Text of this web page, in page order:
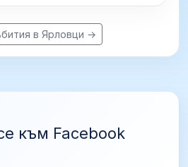
в Ярловци →
към Facebook